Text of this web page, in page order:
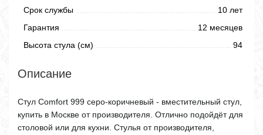
Срок службы
10 лет
Гарантия
12 месяцев
Высота стула (см)
94
Описание
Стул Comfort 999 серо-коричневый - вместительный стул,
купить в Москве от производителя. Отлично подойдёт для
столовой или для кухни. Стулья от производителя,